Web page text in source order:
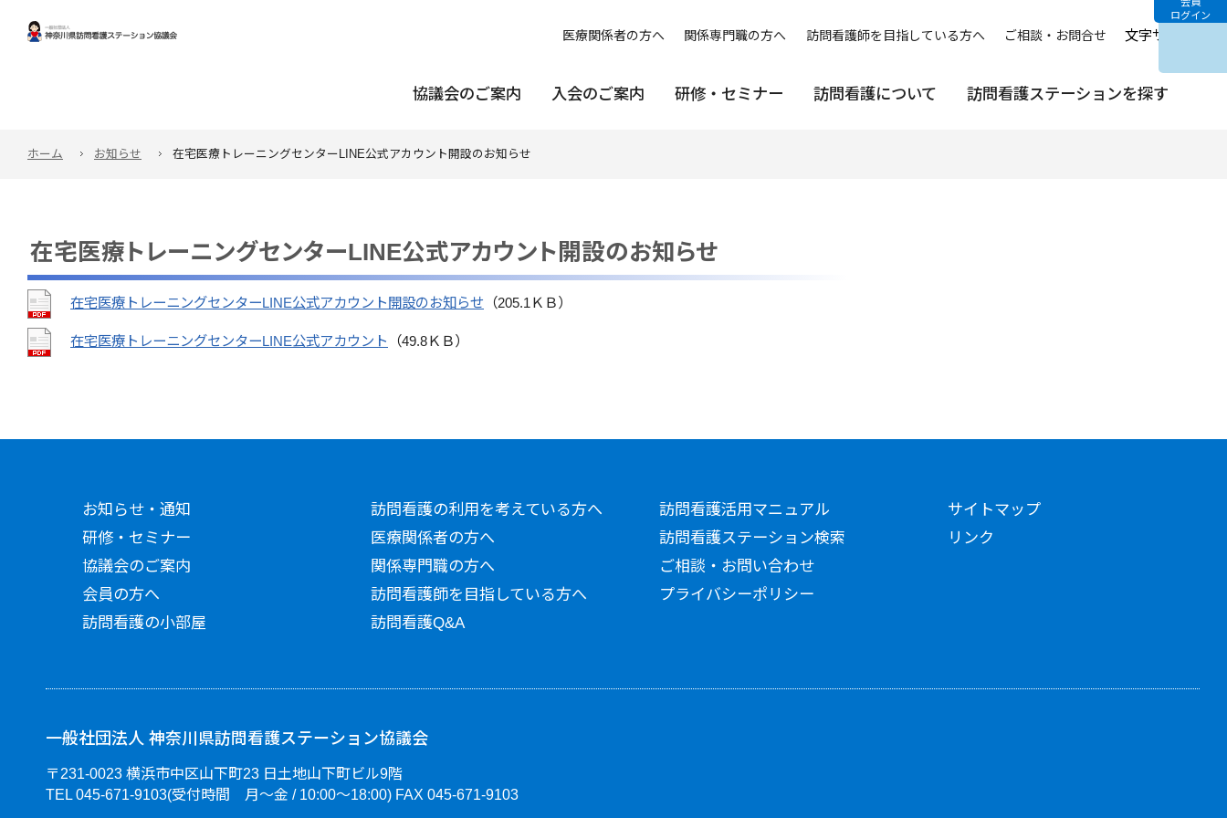
医療関係者の方へ 関係専門職の方へ 訪問看護師を目指している方へ ご相談・お問合せ 文字サイズ
ログイン
協議会のご案内 入会のご案内 研修・セミナー 訪問看護について 訪問看護ステーションを探す
ホーム お知らせ 在宅医療トレーニングセンターLINE公式アカウント開設のお知らせ
在宅医療トレーニングセンターLINE公式アカウント開設のお知らせ
在宅医療トレーニングセンターLINE公式アカウント開設のお知らせ （205.1ＫＢ）
在宅医療トレーニングセンターLINE公式アカウント （49.8ＫＢ）
お知らせ・通知
研修・セミナー
協議会のご案内
会員の方へ
訪問看護の小部屋
訪問看護の利用を考えている方へ
医療関係者の方へ
関係専門職の方へ
訪問看護師を目指している方へ
訪問看護Q&A
訪問看護活用マニュアル
訪問看護ステーション検索
ご相談・お問い合わせ
プライバシーポリシー
サイトマップ
リンク
一般社団法人 神奈川県訪問看護ステーション協議会
〒231-0023 横浜市中区山下町23 日土地山下町ビル9階
TEL 045-671-9103(受付時間 月～金 / 10:00～18:00) FAX 045-671-9103